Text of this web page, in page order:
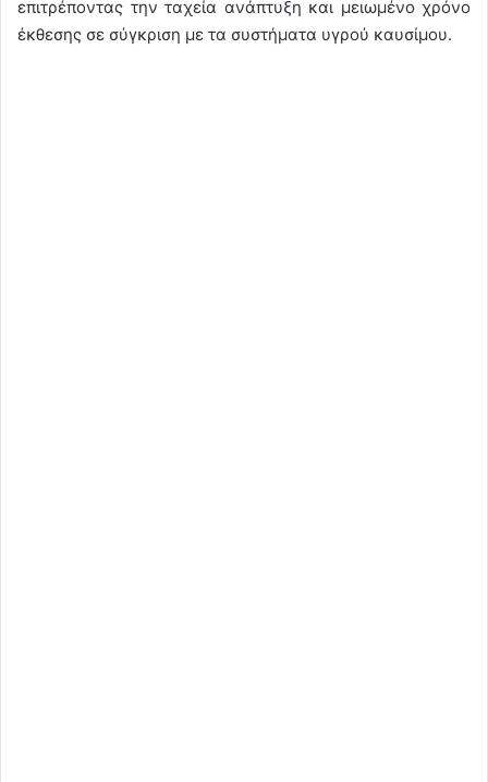
επιτρέποντας την ταχεία ανάπτυξη και μειωμένο χρόνο
έκθεσης σε σύγκριση με τα συστήματα υγρού καυσίμου.